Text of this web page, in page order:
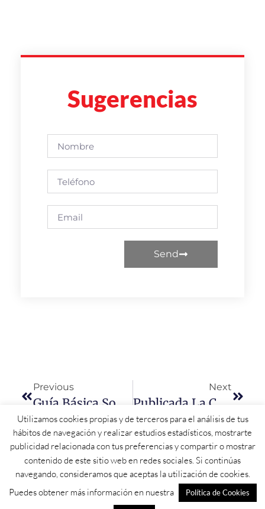
Sugerencias
Send
Previous Next
Utilizamos cookies propias y de terceros para el análisis de tus
hábitos de navegación y realizar estudios estadísticos, mostrarte
publicidad relacionada con tus preferencias y compartir o mostrar
contenido de este sitio web en redes sociales. Si continúas
navegando, consideramos que aceptas la utilización de cookies.
Puedes obtener más información en nuestra
Política de Cookies